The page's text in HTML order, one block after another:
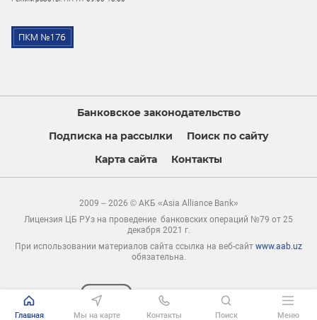
Банковское законодательство
Подписка на рассылки
Поиск по сайту
Карта сайта
Контакты
2009 – 2026 © АКБ «Asia Alliance Bank»
Лицензия ЦБ РУз на проведение банковских операций №79 от 25
декабря 2021 г.
При использовании материалов сайта ссылка на веб-сайт www.aab.uz
обязательна.
Главная Мы на карте Контакты Поиск Меню